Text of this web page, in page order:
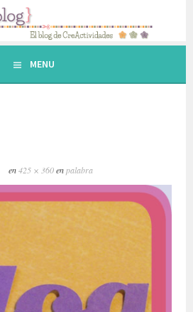
MENU
en425 × 360enpalabra